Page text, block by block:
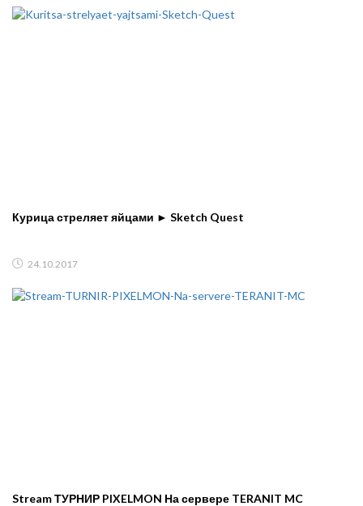
Курица стреляет яйцами ► Sketch Quest
24.10.2017
Stream ТУРНИР PIXELMON На сервере TERANIT MC